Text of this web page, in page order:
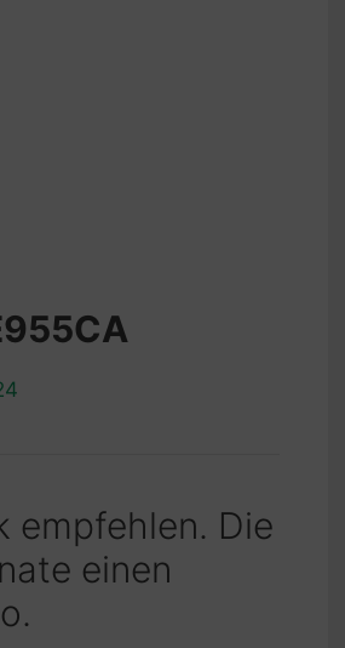
empfehlen. Die
einen